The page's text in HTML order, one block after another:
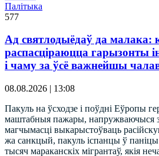
Палітыка
577
Ад святлодыёдаў да малака:
распасціраюцца гарызонты
і чаму за ўсё важнейшы
08.08.2026 | 13:08
Пакуль на ўсходзе і поўдні Еўропы
маштабныя пажары, напружваючыся
магчымасці выкарыстоўваць
жа санкцый, пакуль іспанцы ў паніцы
тысяч мараканскіх мігрантаў, якія